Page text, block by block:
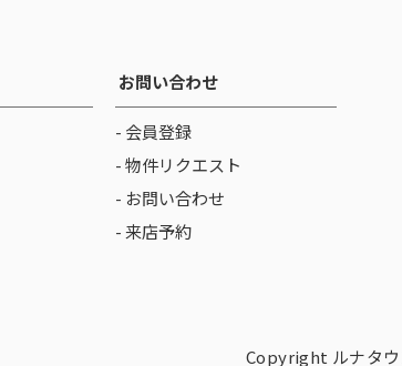
お問い合わせ
- 会員登録
- 物件リクエスト
- お問い合わせ
- 来店予約
Copyright ルナタ